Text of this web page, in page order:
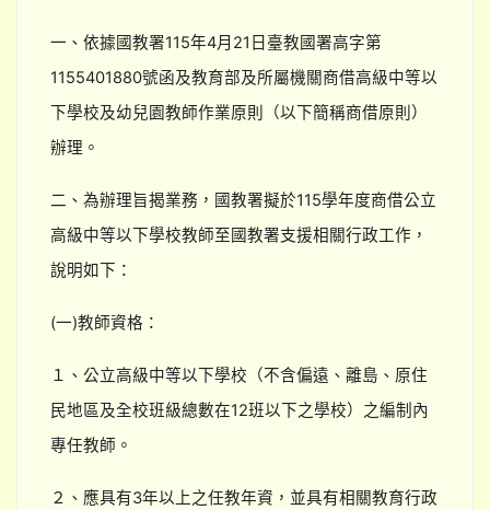
一、依據國教署115年4月21日臺教國署高字第
1155401880號函及教育部及所屬機關商借高級中等以
下學校及幼兒園教師作業原則（以下簡稱商借原則）
辦理。
二、為辦理旨揭業務，國教署擬於115學年度商借公立
高級中等以下學校教師至國教署支援相關行政工作，
說明如下：
(一)教師資格：
１、公立高級中等以下學校（不含偏遠、離島、原住
民地區及全校班級總數在12班以下之學校）之編制內
專任教師。
２、應具有3年以上之任教年資，並具有相關教育行政